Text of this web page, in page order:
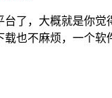
台了，大概就是你
也不麻烦，一个软